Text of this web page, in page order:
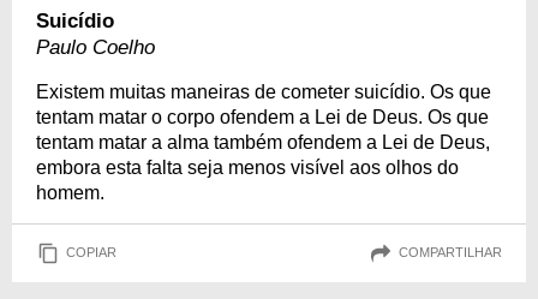
Suicídio
Paulo Coelho
Existem muitas maneiras de cometer suicídio. Os que
tentam matar o corpo ofendem a Lei de Deus. Os que
tentam matar a alma também ofendem a Lei de Deus,
embora esta falta seja menos visível aos olhos do
homem.
COPIAR COMPARTILHAR